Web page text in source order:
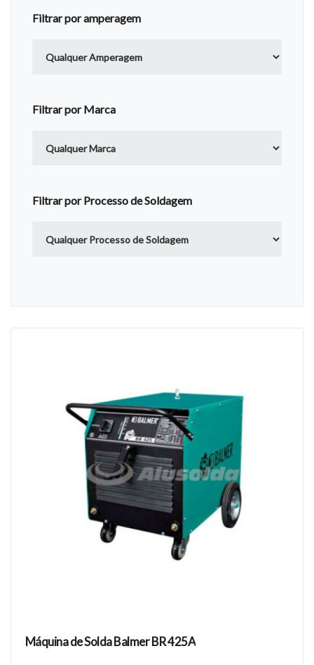
Filtrar por amperagem
Filtrar por Marca
Filtrar por Processo de Soldagem
Máquina de Solda Balmer BR 425A